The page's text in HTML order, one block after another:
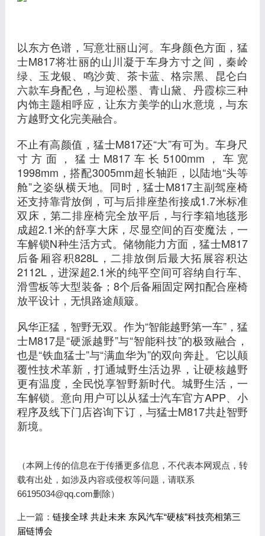
以东方色谱，写意壮丽山河。车身颜色方面，猛
士M817将壮丽的山川凝于车身方寸之间，秦岭
绿、玉龙银、鸣沙黄、茶卡蓝、格宗黑、昆仑白
六款车身配色，与迎松墨、青山黛、丹霞棕三种
内饰主题相呼应，让东方美学的山水意境，与东
方越野文化完美融合。
不止有高颜值，猛士M817还“大”有可为。车身尺
寸方面，猛士M817车长5100mm，车宽
1998mm，搭配3005mm超长轴距，以陆地“头等
舱”之姿纵横天地。同时，猛士M817主副驾座椅
还支持靠背放倒，可与后排座垫衔接成1.7米标准
双床，第二排座椅完全放平后，与行李箱地毯形
成超2.1米的舒享大床，尽显空间的百变魔法，一
车解锁N种生活方式。储物能力方面，猛士M817
后备厢容积828L，二排放倒后最大拓展容积达
2112L，进深超2.1米的纯平空间可容纳自行车、
滑雪板等大型装备；8个后备厢固定网扣配合座椅
放平设计，无惧路途颠簸。
风华正猛，智野无双。作为“智能越野第一车”，猛
士M817是“硬派越野”与“智能科技”的极致融合，
也是“铁血猛士”与“满血华为”的双向奔赴。它以颠
覆性技术革新，打通城野生活边界，让硬核越野
更有温度，全民悦享智野新时代。城野生活，一
车解锁。意向用户可以从猛士汽车官方APP、小
程序及线下门店咨询下订，与猛士M817共赴智野
新境。
（本网上传的信息在于传播更多信息，不代表本网观点，转
载有出处，如涉及内容或侵权等问题，请联系
66195034@qq.com删除）
上一篇： 链接全球 共赴未来 东风汽车“硬核”科技亮相第三
届链博会